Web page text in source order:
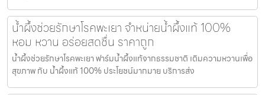
น้ำผึ้งช่วยรักษาโรคพะเยา จำหน่ายน้ำผึ้งแท้ 100%
หอม หวาน อร่อยสดชื่น ราคาถูก
น้ำผึ้งช่วยรักษาโรคพะเยา ฟาร์มน้ำผึ้งแท้จากธรรมชาติ เติมความหวานเพื่อ
สุขภาพ กับ น้ำผึ้งแท้ 100% ประโยชน์มากมาย บริการส่ง